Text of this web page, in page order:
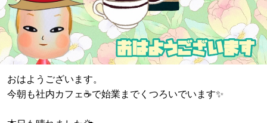
おはようございます。
今朝も社内カフェ☕️で始業までくつろいでいます✨